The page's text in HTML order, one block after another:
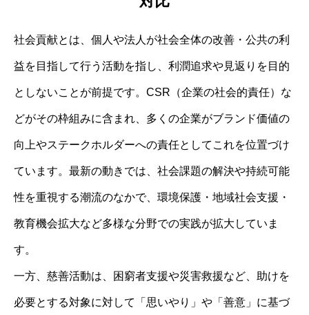
社会貢献とは、個人や法人が社会全体の改善・公共の利
益を目指して行う活動を指し、利潤追求や見返りを目的
としないことが前提です。CSR（企業の社会的責任）な
どがその枠組みに含まれ、多くの企業がブランド価値の
向上やステークホルダーへの責任としてこれを位置づけ
ています。最新の動きでは、社会課題の解決や持続可能
性を重視する潮流のなかで、環境保護・地域社会支援・
教育機会拡大など多様な分野での実践が拡大していま
す。
一方、慈善活動は、困窮者支援や災害救援など、助けを
必要とする対象に対して「思いやり」や「善意」に基づ